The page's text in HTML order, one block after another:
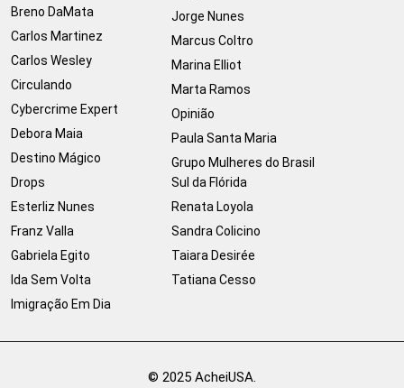
Breno DaMata
Carlos Martinez
Carlos Wesley
Circulando
Cybercrime Expert
Debora Maia
Destino Mágico
Drops
Esterliz Nunes
Franz Valla
Gabriela Egito
Ida Sem Volta
Imigração Em Dia
Jorge Nunes
Marcus Coltro
Marina Elliot
Marta Ramos
Opinião
Paula Santa Maria
Grupo Mulheres do Brasil
Sul da Flórida
Renata Loyola
Sandra Colicino
Taiara Desirée
Tatiana Cesso
© 2025 AcheiUSA.